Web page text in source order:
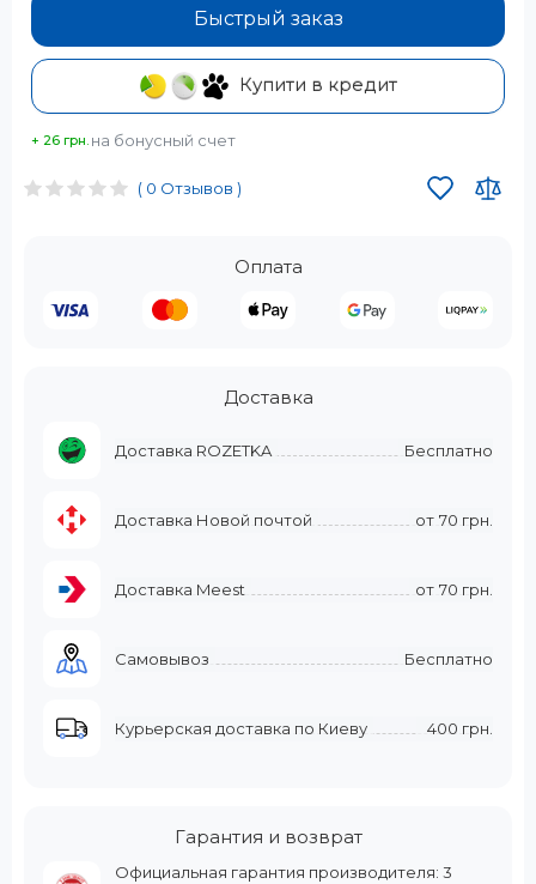
( 0 Отзывов )
Оплата
Доставка
Доставка ROZETKA Бесплатно
Доставка Новой почтой от 70 грн.
Доставка Meest от 70 грн.
Самовывоз Бесплатно
Курьерская доставка по Киеву 400 грн.
Гарантия и возврат
Официальная гарантия производителя: 3
Быстрый заказ
Купити в кредит
+ 26 грн. на бонусный счет